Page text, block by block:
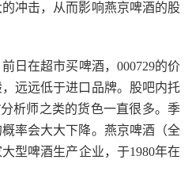
冲击，从而影响燕京啤酒的股
日在超市买啤酒，000729的价
远远低于进口品牌。股吧内托
析师之类的货色一直很多。季
率会大大下降。燕京啤酒（全
型啤酒生产企业，于1980年在